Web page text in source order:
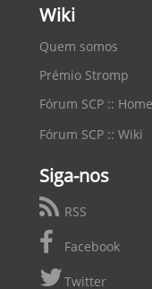
Wiki
Quem somos
Prémio Stromp
Fórum SCP :: Home
Fórum SCP :: Wiki
Siga-nos
RSS
Facebook
Twitter